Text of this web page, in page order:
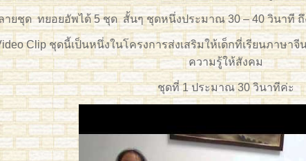
ายชุด ทยอยอัพได้ 5 ชุด สั้นๆ ชุดหนึ่งประมาณ 30 – 40 วินาที ถึ
Clip ชุดนี้เป็นหนึ่งในโครงการส่งเสริมให้เด็กที่เรียนภาษา
ความรู้ให้สังคม
ชุดที่ 1 ประมาณ 30 วินาทีค่ะ